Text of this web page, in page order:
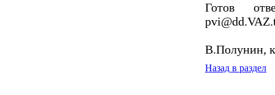
Готов
В.Полунин,
Назад в раздел